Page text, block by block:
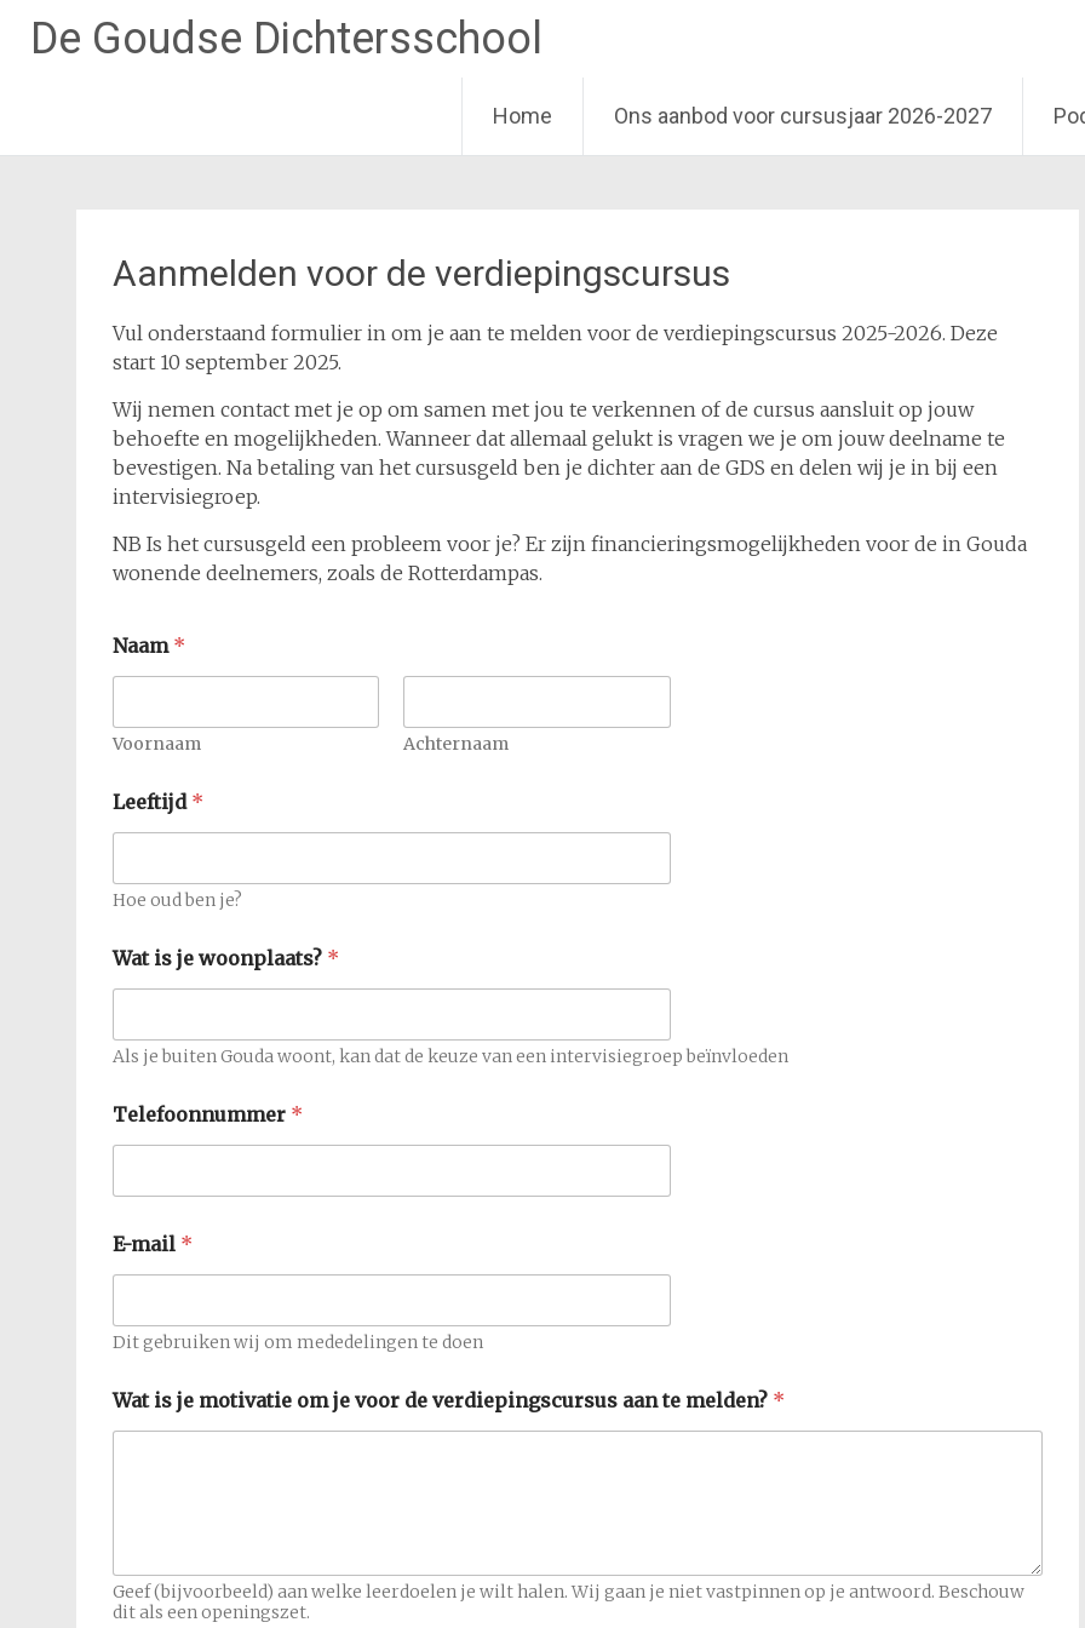
De Goudse Dichtersschool
Home Ons aanbod voor cursusjaar 2026-2027
Aanmelden voor de verdiepingscursus
Vul onderstaand formulier in om je aan te melden voor de verdiepingscursus 2025-2026. Deze
start 10 september 2025.
Wij nemen contact met je op om samen met jou te verkennen of de cursus aansluit op jouw
behoefte en mogelijkheden. Wanneer dat allemaal gelukt is vragen we je om jouw deelname te
bevestigen. Na betaling van het cursusgeld ben je dichter aan de GDS en delen wij je in bij een
intervisiegroep.
NB Is het cursusgeld een probleem voor je? Er zijn financieringsmogelijkheden voor de in Gouda
wonende deelnemers, zoals de Rotterdampas.
Naam *
Voornaam Achternaam
Leeftijd *
Hoe oud ben je?
Wat is je woonplaats? *
Als je buiten Gouda woont, kan dat de keuze van een intervisiegroep beïnvloeden
Telefoonnummer *
m
m
t
i
a
t
i
E-mail *
Dit gebruiken wij om mededelingen te doen
Wat is je motivatie om je voor de verdiepingscursus aan te melden? *
Geef (bijvoorbeeld) aan welke leerdoelen je wilt halen. Wij gaan je niet vastpinnen op je antwoord. Beschouw
dit als een openingszet.